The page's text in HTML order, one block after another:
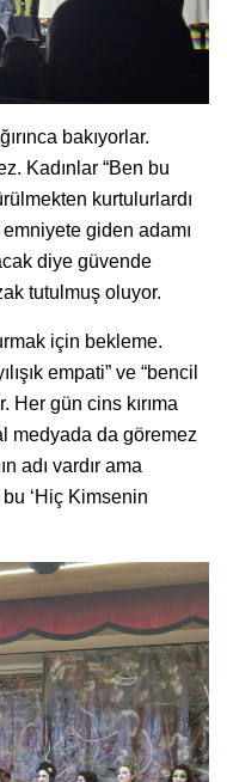
bakıyorlar.
Kadınlar “Ben bu
kurtulurlardı
giden adamı
diye güvende
tutulmuş oluyor.
için bekleme.
empati” ve “bencil
Her gün cins kırıma
medyada da göremez
adı vardır ama
‘Hiç Kimsenin